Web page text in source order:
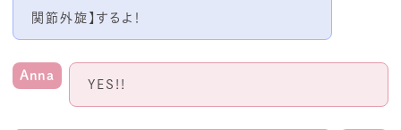
関節外旋】するよ！
Anna
YES!!